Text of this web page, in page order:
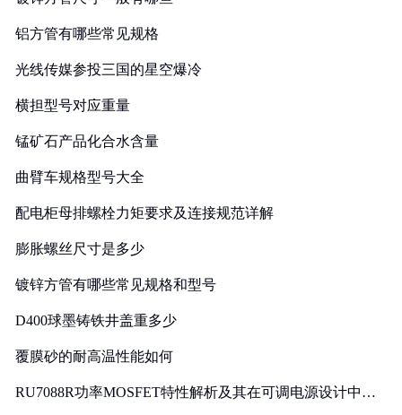
铝方管有哪些常见规格
光线传媒参投三国的星空爆冷
横担型号对应重量
锰矿石产品化合水含量
曲臂车规格型号大全
配电柜母排螺栓力矩要求及连接规范详解
膨胀螺丝尺寸是多少
镀锌方管有哪些常见规格和型号
D400球墨铸铁井盖重多少
覆膜砂的耐高温性能如何
RU7088R功率MOSFET特性解析及其在可调电源设计中的